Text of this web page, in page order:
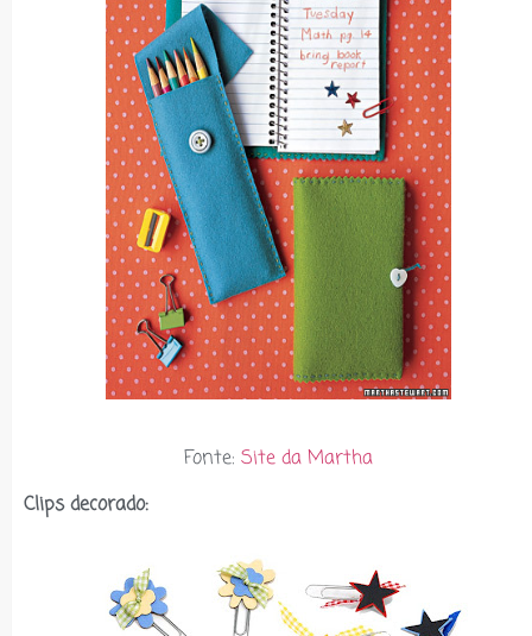
Fonte: Site da Martha
Clips decorado: